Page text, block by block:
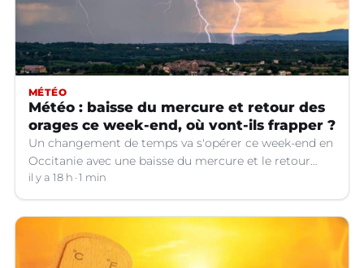
MÉTÉO
Météo : baisse du mercure et retour des
orages ce week-end, où vont-ils frapper ?
Un changement de temps va s'opérer ce week-end en
Occitanie avec une baisse du mercure et le retour
d'orages dans certains départements.
il y a 18 h 1 min